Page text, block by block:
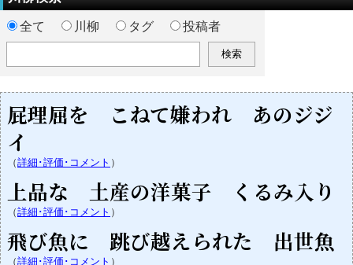
全て 川柳 タグ 投稿者
屁理屈を こねて嫌われ あのジジ
イ
（詳細･評価･コメント ）
上品な 土産の洋菓子 くるみ入り
（詳細･評価･コメント ）
飛び魚に 跳び越えられた 出世魚
（詳細･評価･コメント ）